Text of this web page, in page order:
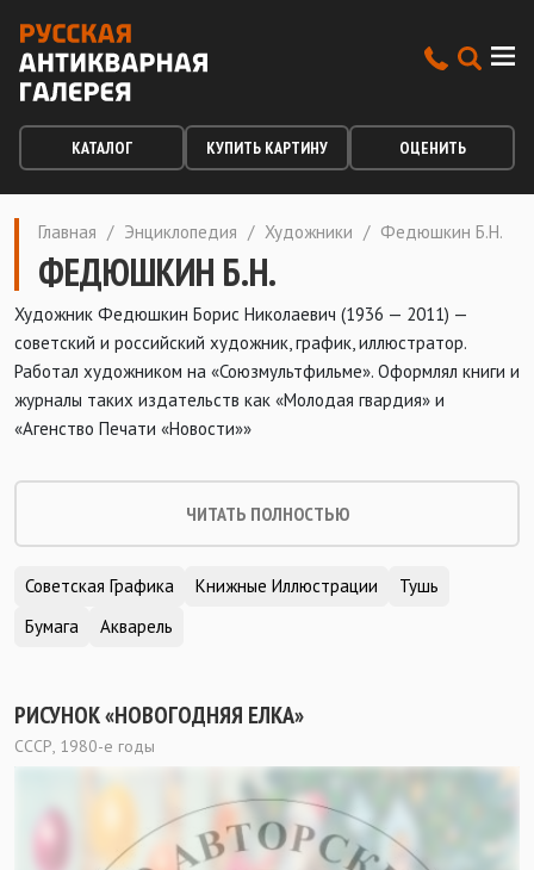
КАТАЛОГ КУПИТЬ КАРТИНУ ОЦЕНИТЬ
Главная / Энциклопедия / Художники / Федюшкин Б.Н.
ФЕДЮШКИН Б.Н.
Художник Федюшкин Борис Николаевич (1936 — 2011) —
советский и российский художник, график, иллюстратор.
Работал художником на «Союзмультфильме». Оформлял книги и
журналы таких издательств как «Молодая гвардия» и
«Агенство Печати «Новости»»
ЧИТАТЬ ПОЛНОСТЬЮ
Советская Графика Книжные Иллюстрации
Тушь
Бумага
Акварель
РИСУНОК «НОВОГОДНЯЯ ЕЛКА»
СССР, 1980-е годы